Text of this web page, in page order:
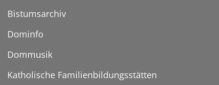
Bistumsarchiv
Dominfo
Dommusik
Katholische Familienbildungsstätten